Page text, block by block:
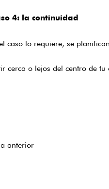
4: la continuidad
caso lo requiere, se
cerca o lejos del centro de
anterior